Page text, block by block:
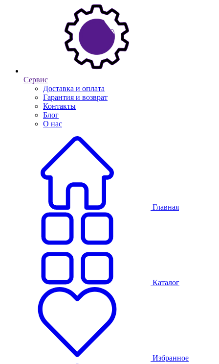
Сервис
Доставка и оплата
Гарантия и возврат
Контакты
Блог
О нас
Главная
Каталог
Избранное